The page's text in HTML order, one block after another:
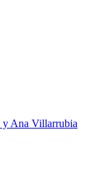
y Ana Villarrubia